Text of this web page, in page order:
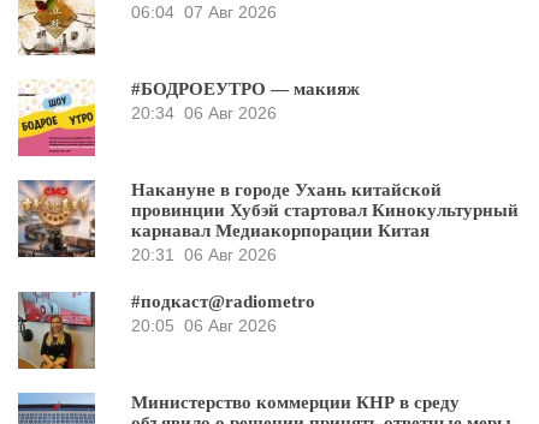
06:04 07 Авг 2026
#БОДРОЕУТРО — макияж
20:34 06 Авг 2026
Накануне в городе Ухань китайской
провинции Хубэй стартовал Кинокультурный
карнавал Медиакорпорации Китая
20:31 06 Авг 2026
#подкаст@radiometro
20:05 06 Авг 2026
Министерство коммерции КНР в среду